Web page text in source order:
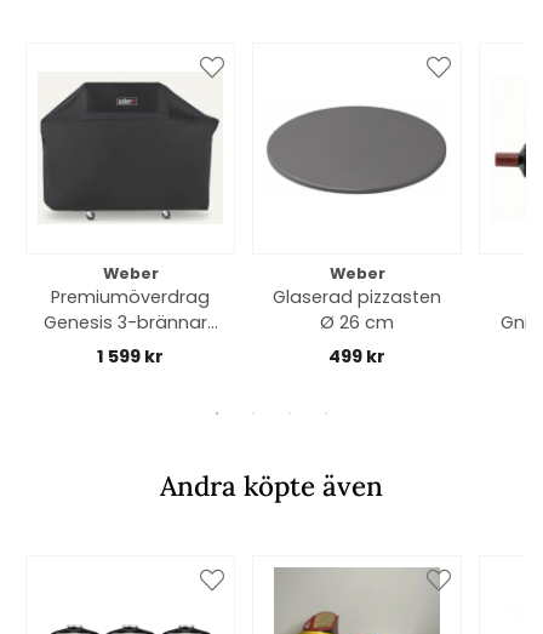
Weber
Premiumöverdrag
Genesis 3-brännare
- black
1 599 kr
Weber
Glaserad pizzasten
Ø 26 cm
499 kr
Andra köpte även